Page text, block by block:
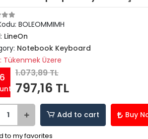
BOLEOMMIMH
LineOn
Notebook Keyboard
Tükenmek Üzere
1.073,89 TL
797,16 TL
Add to cart Buy
to my favorites